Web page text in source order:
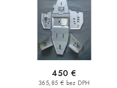
365,85 € bez DPH
450 €